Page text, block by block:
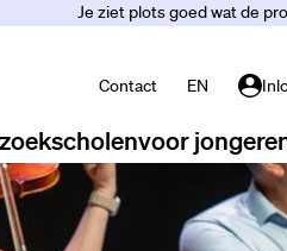
Je ziet plots goed wat de
Contact EN
scholenvoor